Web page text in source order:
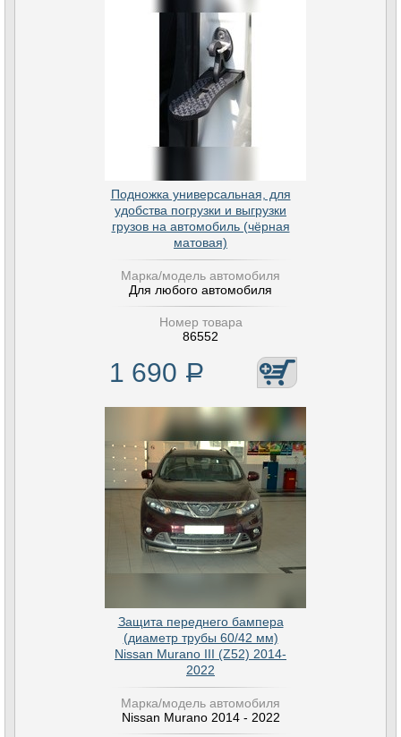
Подножка универсальная, для
удобства погрузки и выгрузки
грузов на автомобиль (чёрная
матовая)
Марка/модель автомобиля
Для любого автомобиля
Номер товара
86552
1 690 Р
Защита переднего бампера
(диаметр трубы 60/42 мм)
Nissan Murano III (Z52) 2014-
2022
Марка/модель автомобиля
Nissan Murano 2014 - 2022